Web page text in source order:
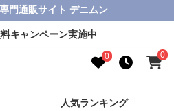
門通販サイト デニムン
キャンペーン実施中
0 0
人気ランキング